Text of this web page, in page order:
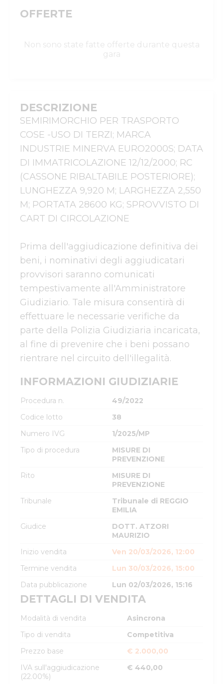
OFFERTE
Non sono state fatte offerte durante questa
gara
DESCRIZIONE
SEMIRIMORCHIO PER TRASPORTO
COSE -USO DI TERZI; MARCA
INDUSTRIE MINERVA EURO2000S; DATA
DI IMMATRICOLAZIONE 12/12/2000; RC
(CASSONE RIBALTABILE POSTERIORE);
LUNGHEZZA 9,920 M; LARGHEZZA 2,550
M; PORTATA 28600 KG; SPROVVISTO DI
CART DI CIRCOLAZIONE
Prima dell'aggiudicazione definitiva dei
beni, i nominativi degli aggiudicatari
provvisori saranno comunicati
tempestivamente all'Amministratore
Giudiziario. Tale misura consentirà di
effettuare le necessarie verifiche da
parte della Polizia Giudiziaria incaricata,
al fine di prevenire che i beni possano
rientrare nel circuito dell'illegalità.
INFORMAZIONI GIUDIZIARIE
Procedura n.
49/2022
Codice lotto
38
Numero IVG
1/2025/MP
Tipo di procedura
MISURE DI
PREVENZIONE
Rito
MISURE DI
PREVENZIONE
Tribunale
Tribunale di REGGIO
EMILIA
Giudice
DOTT. ATZORI
MAURIZIO
Inizio vendita
Ven 20/03/2026, 12:00
Termine vendita
Lun 30/03/2026, 15:00
Data pubblicazione
Lun 02/03/2026, 15:16
DETTAGLI DI VENDITA
Modalità di vendita
Asincrona
Tipo di vendita
Competitiva
Prezzo base
€ 2.000,00
IVA sull'aggiudicazione
(22.00%)
€ 440,00